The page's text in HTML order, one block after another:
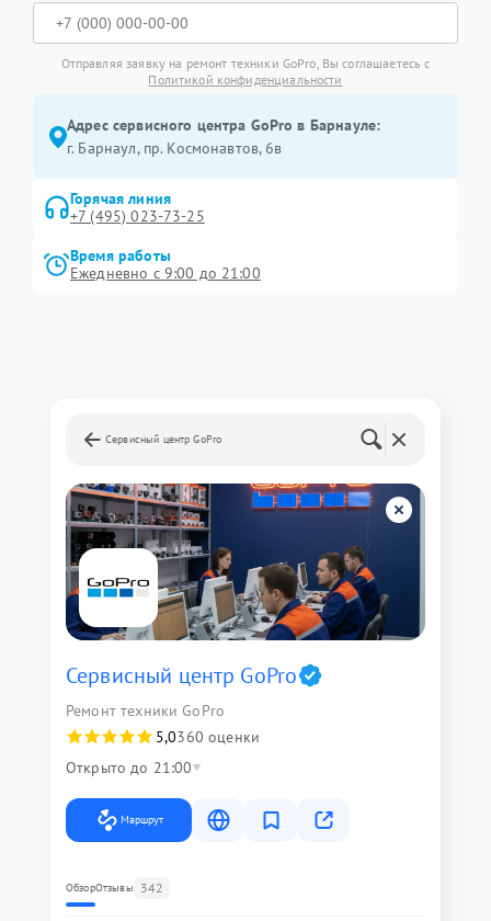
Отправляя заявку на ремонт техники GoPro, Вы соглашаетесь с
Политикой конфиденциальности
Адрес сервисного центра GoPro в Барнауле:
г. Барнаул, ​пр. Космонавтов, 6в
Горячая линия
+7 (495) 023-73-25
Время работы
Ежедневно с 9:00 до 21:00
Сервисный центр GoPro
Сервисный центр GoPro
Ремонт техники GoPro
5,0360 оценки
Открыто до 21:00
Маршрут
ОбзорОтзывы 342